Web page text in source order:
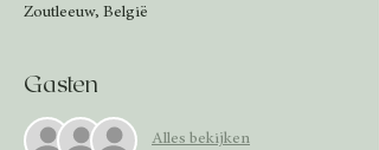
Zoutleeuw, België
Gasten
Alles bekijken